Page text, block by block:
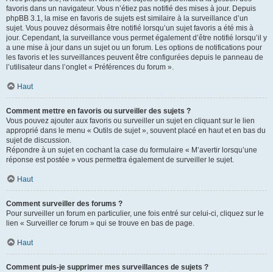
favoris dans un navigateur. Vous n’étiez pas notifié des mises à jour. Depuis
phpBB 3.1, la mise en favoris de sujets est similaire à la surveillance d’un
sujet. Vous pouvez désormais être notifié lorsqu’un sujet favoris a été mis à
jour. Cependant, la surveillance vous permet également d’être notifié lorsqu’il y
a une mise à jour dans un sujet ou un forum. Les options de notifications pour
les favoris et les surveillances peuvent être configurées depuis le panneau de
l’utilisateur dans l’onglet « Préférences du forum ».
Haut
Comment mettre en favoris ou surveiller des sujets ?
Vous pouvez ajouter aux favoris ou surveiller un sujet en cliquant sur le lien
approprié dans le menu « Outils de sujet », souvent placé en haut et en bas du
sujet de discussion.
Répondre à un sujet en cochant la case du formulaire « M’avertir lorsqu’une
réponse est postée » vous permettra également de surveiller le sujet.
Haut
Comment surveiller des forums ?
Pour surveiller un forum en particulier, une fois entré sur celui-ci, cliquez sur le
lien « Surveiller ce forum » qui se trouve en bas de page.
Haut
Comment puis-je supprimer mes surveillances de sujets ?